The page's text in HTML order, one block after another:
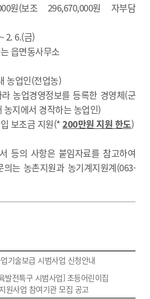
원(보조 296,670,000원 자부담
2. 6.(금)
읍면동사무소
농업인(전업농)
농업경영정보를 등록한 경영체(군
농지에서 경작하는 농업인)
보조금 지원(*200만원 지원 한도)
등의 사항은 붙임자료를 참고하여
는 농촌지원과 농기계지원계(063-
기술보급 시범사업 신청안내
발전특구 시범사업] 초등어린이집
원사업 참여기관 모집 공고